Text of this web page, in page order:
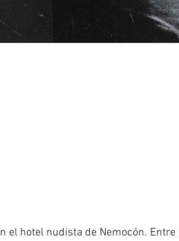
el hotel nudista de Nemocón. Entre